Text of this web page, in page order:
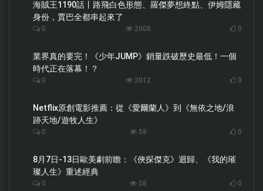
海賊王1190話丨路飛白色形態、羅傑夢想終點、伊姆隱藏
身份，賈巴全都串起來了
0 2008 0
業界真的要完！《少年JUMP》銷量跌破歷史最低！一個
時代正在落幕！？
0 2012 0
Netflix原創電影推薦：從《愛爾蘭人》到《無依之地/浪
跡天地/遊牧人生》
0 58 0
8月7日-13日歐美劇前瞻：《俠探傑克》迴歸、《我的璀
璨人生》重述經典
0 58 0